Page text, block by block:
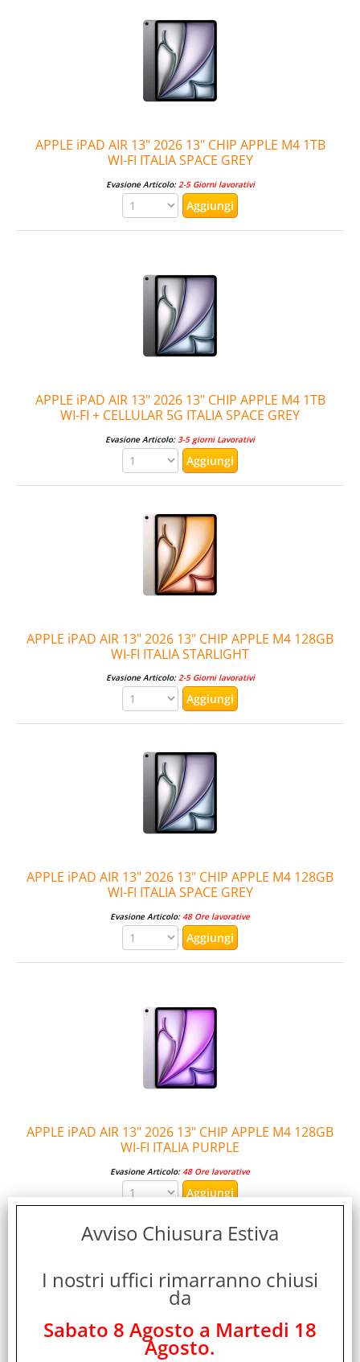
APPLE iPAD AIR 13" 2026 13" CHIP APPLE M4 1TB
WI-FI ITALIA SPACE GREY
Evasione Articolo:2-5 Giorni lavorativi
APPLE iPAD AIR 13" 2026 13" CHIP APPLE M4 1TB
WI-FI + CELLULAR 5G ITALIA SPACE GREY
Evasione Articolo:3-5 giorni Lavorativi
APPLE iPAD AIR 13" 2026 13" CHIP APPLE M4 128GB
WI-FI ITALIA STARLIGHT
Evasione Articolo:2-5 Giorni lavorativi
APPLE iPAD AIR 13" 2026 13" CHIP APPLE M4 128GB
WI-FI ITALIA SPACE GREY
Evasione Articolo:48 Ore lavorative
APPLE iPAD AIR 13" 2026 13" CHIP APPLE M4 128GB
WI-FI ITALIA PURPLE
Evasione Articolo:48 Ore lavorative
Avviso Chiusura Estiva
I nostri uffici rimarranno chiusi
da
Sabato 8 Agosto a Martedi 18
Agosto.